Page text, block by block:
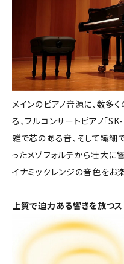
メインのピアノ音源に、数多
る、フルコンサートピアノ「
雑で芯のある音、そして繊細
ったメゾフォルテから壮大に
イナミックレンジの音色をお
上質で迫力ある響きを放つ